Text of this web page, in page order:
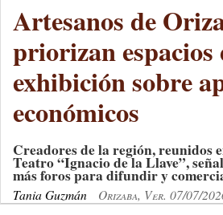
Artesanos de
priorizan espacios
exhibición sobre
económicos
Creadores de la región, reunidos
Teatro “Ignacio de la Llave”,
más foros para difundir y
Tania Guzmán Orizaba, Ver. 07/07/